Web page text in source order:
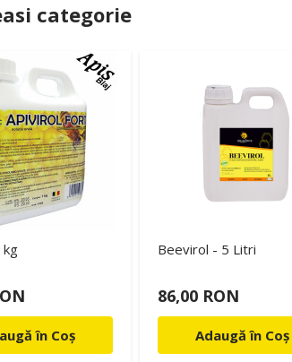
categorie
kg
în Coș
Beevirol - 5 Litri
86,00 RON
Adaugă în Coș